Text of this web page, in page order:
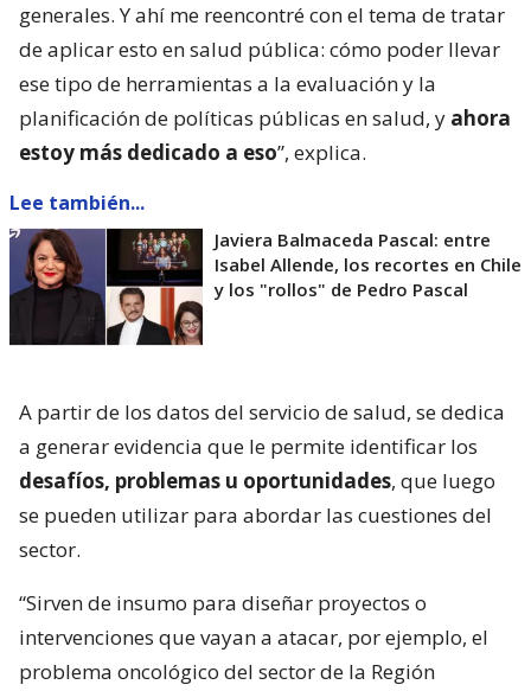
generales. Y ahí me reencontré con el tema de tratar
de aplicar esto en salud pública: cómo poder llevar
ese tipo de herramientas a la evaluación y la
planificación de políticas públicas en salud, y ahora
estoy más dedicado a eso”, explica.
Lee también...
Javiera Balmaceda Pascal: entre
Isabel Allende, los recortes en Chile
y los "rollos" de Pedro Pascal
A partir de los datos del servicio de salud, se dedica
a generar evidencia que le permite identificar los
desafíos, problemas u oportunidades, que luego
se pueden utilizar para abordar las cuestiones del
sector.
“Sirven de insumo para diseñar proyectos o
intervenciones que vayan a atacar, por ejemplo, el
problema oncológico del sector de la Región